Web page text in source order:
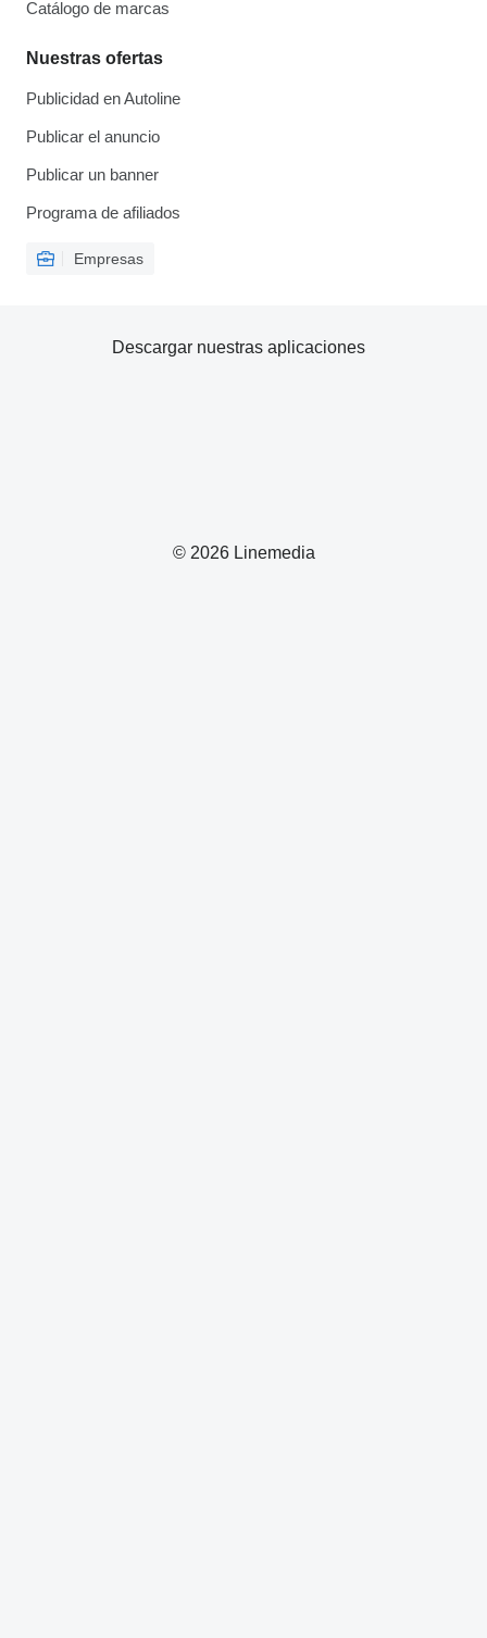
Catálogo de marcas
Nuestras ofertas
Publicidad en Autoline
Publicar el anuncio
Publicar un banner
Programa de afiliados
Empresas
© 2026 Linemedia
Descargar nuestras aplicaciones